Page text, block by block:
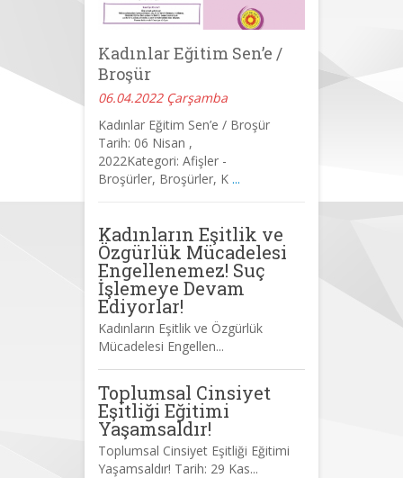
Kadınlar Eğitim Sen’e /
Broşür
06.04.2022 Çarşamba
Kadınlar Eğitim Sen’e / Broşür
Tarih: 06 Nisan ,
2022Kategori: Afişler -
Broşürler, Broşürler, K ...
Kadınların Eşitlik ve
Özgürlük Mücadelesi
Engellenemez! Suç
İşlemeye Devam
Ediyorlar!
Kadınların Eşitlik ve Özgürlük
Mücadelesi Engellen...
Toplumsal Cinsiyet
Eşitliği Eğitimi
Yaşamsaldır!
Toplumsal Cinsiyet Eşitliği Eğitimi
Yaşamsaldır! Tarih: 29 Kas...